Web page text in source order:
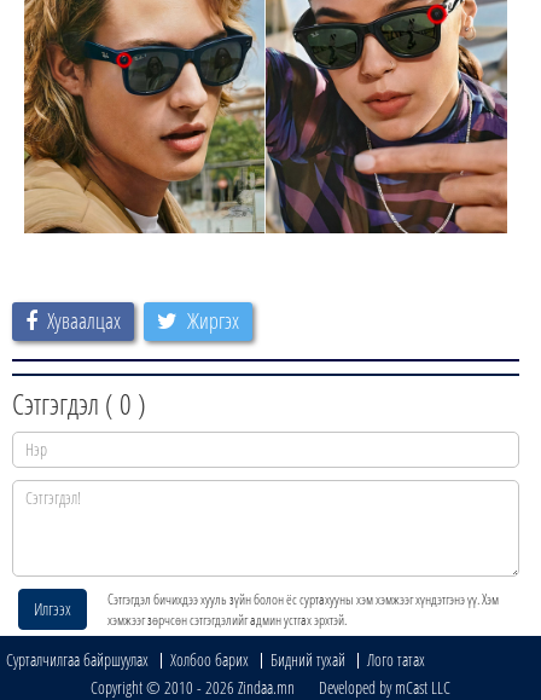
Хуваалцах Жиргэх
Сэтгэгдэл ( 0 )
Илгээх
Сэтгэгдэл бичихдээ хууль зүйн болон ёс суртахууны хэм хэмжээг хүндэтгэнэ үү. Хэм
хэмжээг зөрчсөн сэтгэгдэлийг админ устгах эрхтэй.
Сурталчилгаа байршуулах Холбоо барих Бидний тухай
Лого татах
Copyright © 2010 - 2026 Zindaa.mn Developed by mCast LLC